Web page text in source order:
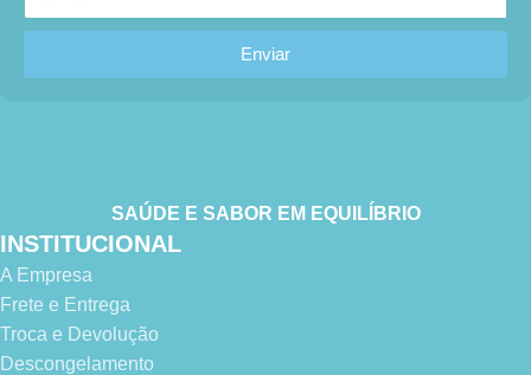
Enviar
SAÚDE E SABOR EM EQUILÍBRIO
INSTITUCIONAL
A Empresa
Frete e Entrega
Troca e Devolução
Descongelamento